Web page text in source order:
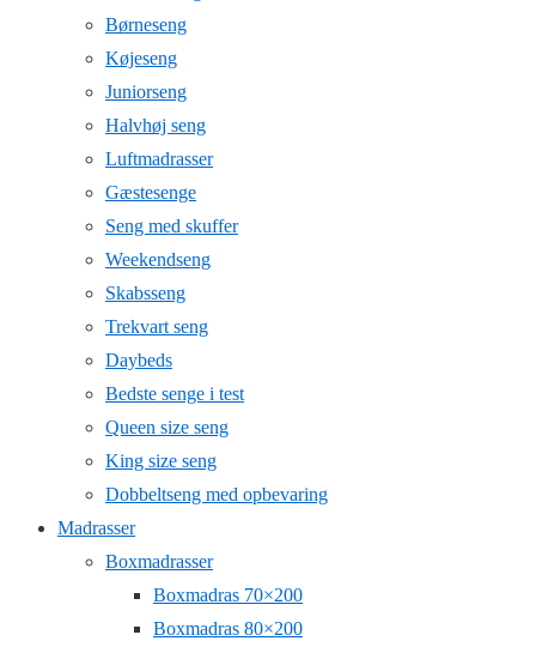
Børneseng
Køjeseng
Juniorseng
Halvhøj seng
Luftmadrasser
Gæstesenge
Seng med skuffer
Weekendseng
Skabsseng
Trekvart seng
Daybeds
Bedste senge i test
Queen size seng
King size seng
Dobbeltseng med opbevaring
Madrasser
Boxmadrasser
Boxmadras 70×200
Boxmadras 80×200